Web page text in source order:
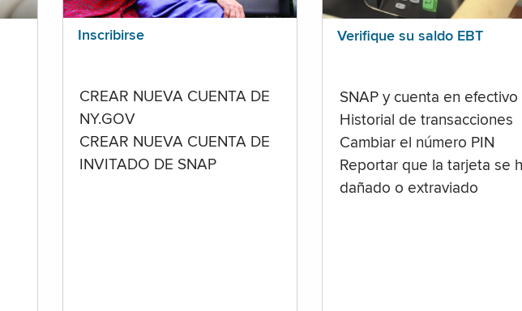
Inscribirse
CREAR NUEVA CUENTA DE
NY.GOV
CREAR NUEVA CUENTA DE
INVITADO DE SNAP
Verifique su saldo EBT
SNAP y cuenta en efectivo
Historial de transacciones
Cambiar el número PIN
Reportar que la tarjeta se
dañado o extraviado